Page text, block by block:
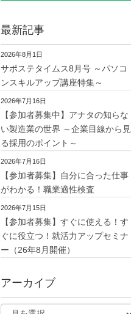
最新記事
2026年8月1日
サポステタイムス8月号 ～パソコ
ンスキルアップ講座特集～
2026年7月16日
【参加者募集中】アナタの知らな
い製造業の世界 ～企業目線から見
る採用のポイント～
2026年7月16日
【参加者募集】自分に合った仕事
がわかる！職業適性検査
2026年7月15日
【参加者募集】すぐに使える！す
ぐに役立つ！就活力アップセミナ
ー（26年8月開催）
アーカイブ